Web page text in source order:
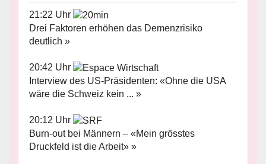
21:22 Uhr
Drei Faktoren erhöhen das Demenzrisiko
deutlich »
20:42 Uhr
Interview des US-Präsidenten: «Ohne die USA
wäre die Schweiz kein ... »
20:12 Uhr
Burn-out bei Männern – «Mein grösstes
Druckfeld ist die Arbeit» »